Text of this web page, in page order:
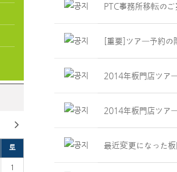
토
1
PTC事務所移転の
[重要]ツアー予約の
2014年板門店ツア
2014年板門店ツア
最近変更になった